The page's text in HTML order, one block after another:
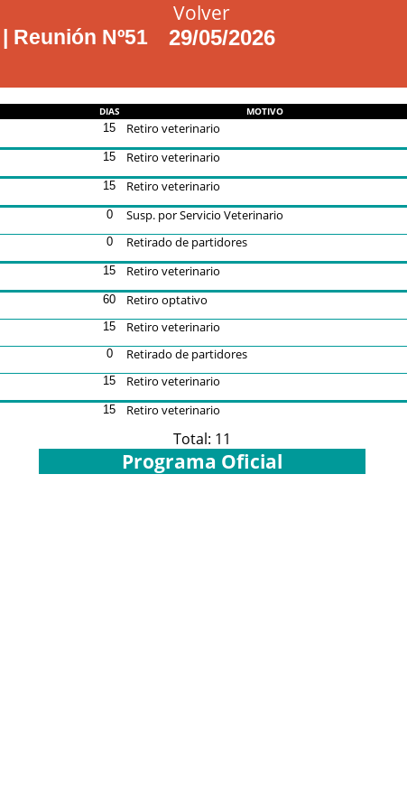
Volver
Reunión Nº51 29/05/2026
DIAS MOTIVO
15 Retiro veterinario
15 Retiro veterinario
15 Retiro veterinario
0 Susp. por Servicio Veterinario
0 Retirado de partidores
15 Retiro veterinario
60 Retiro optativo
15 Retiro veterinario
0 Retirado de partidores
15 Retiro veterinario
15 Retiro veterinario
Total: 11
Programa Oficial